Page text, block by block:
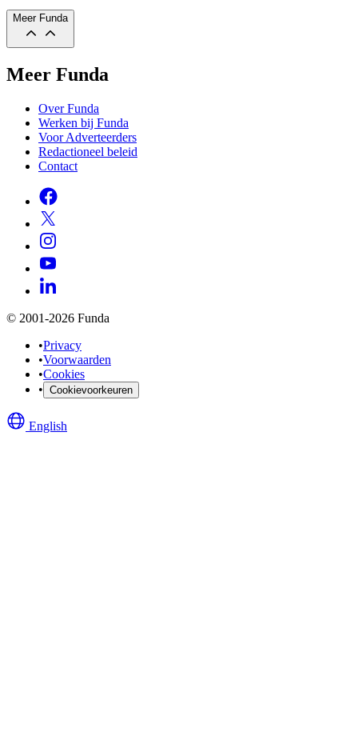
Meer Funda
Meer Funda
Over Funda
Werken bij Funda
Voor Adverteerders
Redactioneel beleid
Contact
© 2001-2026 Funda
•Privacy
•Voorwaarden
•Cookies
• Cookievoorkeuren
English